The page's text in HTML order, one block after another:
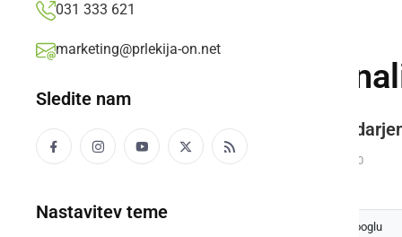
031 333 621
marketing@prlekija-on.net
Sledite nam
Nastavitev teme
S področja
Pogostejše meritve hitrosti z
Prlekija-on.net,ponedeljek, 2. februar 2026 ob 06:10
kot svoj prednostni vir na Googlu